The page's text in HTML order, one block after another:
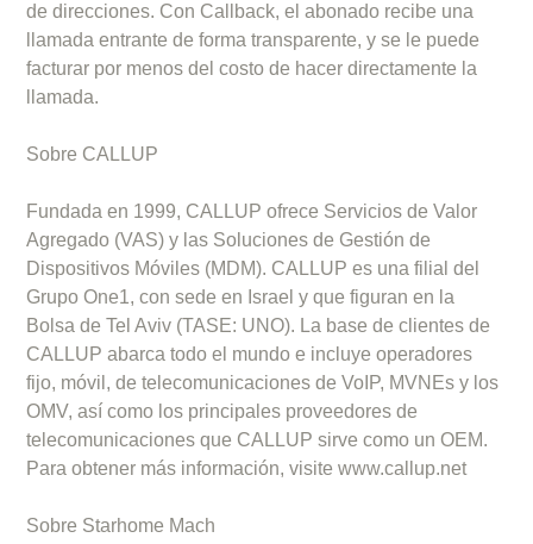
de direcciones. Con Callback, el abonado recibe una
llamada entrante de forma transparente, y se le puede
facturar por menos del costo de hacer directamente la
llamada.
Sobre CALLUP
Fundada en 1999, CALLUP ofrece Servicios de Valor
Agregado (VAS) y las Soluciones de Gestión de
Dispositivos Móviles (MDM). CALLUP es una filial del
Grupo One1, con sede en Israel y que figuran en la
Bolsa de Tel Aviv (TASE: UNO). La base de clientes de
CALLUP abarca todo el mundo e incluye operadores
fijo, móvil, de telecomunicaciones de VoIP, MVNEs y los
OMV, así como los principales proveedores de
telecomunicaciones que CALLUP sirve como un OEM.
Para obtener más información, visite www.callup.net
Sobre Starhome Mach